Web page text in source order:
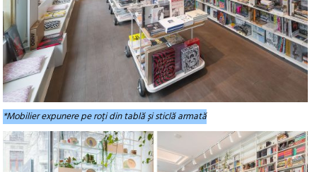
*Mobilier expunere pe roți din tablă și sticlă armată